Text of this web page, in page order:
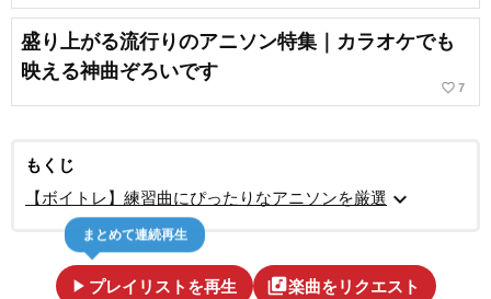
盛り上がる流行りのアニソン特集｜カラオケでも
映える神曲ぞろいです
favorite_border 7
もくじ
【ボイトレ】練習曲にぴったりなアニソンを厳選 expand_more
play_arrow プレイリストを再生
まとめて連続再生
library_music楽曲をリクエスト